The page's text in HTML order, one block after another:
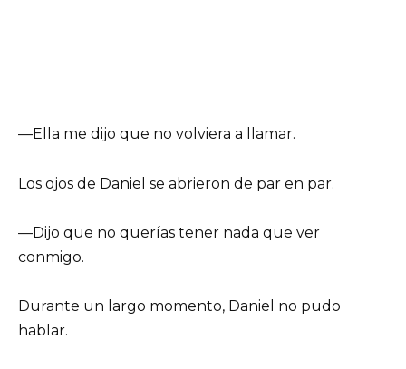
—Ella me dijo que no volviera a llamar.
Los ojos de Daniel se abrieron de par en par.
—Dijo que no querías tener nada que ver
conmigo.
Durante un largo momento, Daniel no pudo
hablar.